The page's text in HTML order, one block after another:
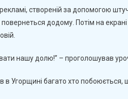
створеній за допомогою
додому. Потім на
нашу долю!” – проголошував
в Угорщині багато хто